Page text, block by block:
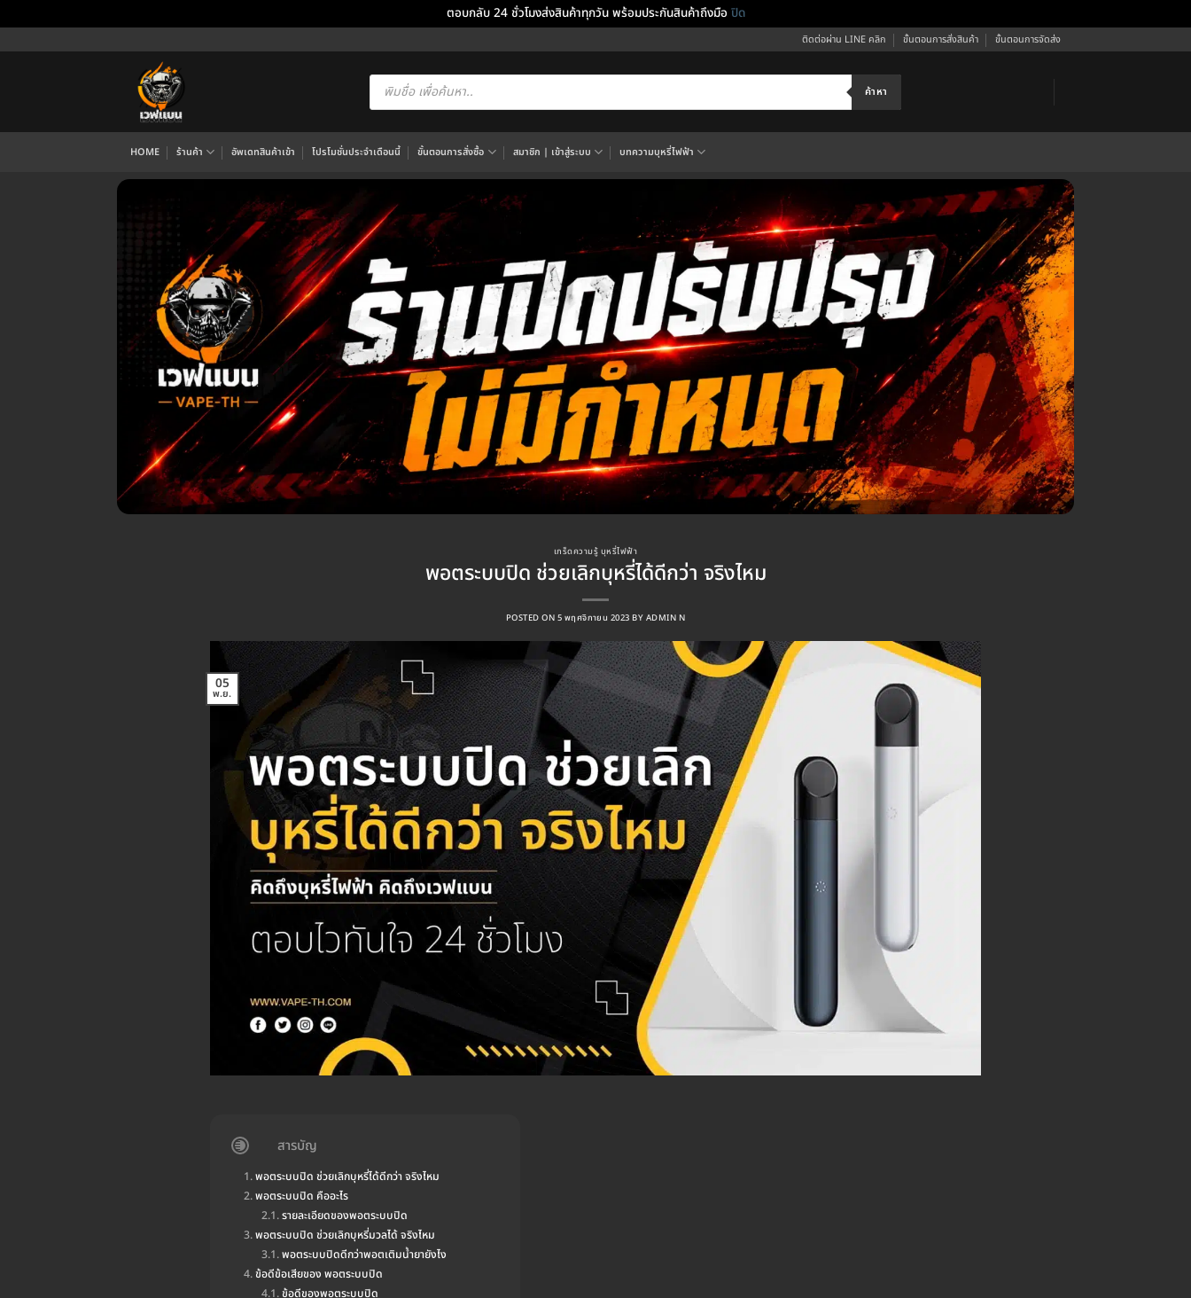
ตอบกลับ 24 ชั่วโมงส่งสินค้าทุกวัน พร้อมประกันสินค้าถึงมือ ปิด
ไป
ติดต่อผ่าน LINE คลิก ขั้นตอนการสั่งสินค้า ขั้นตอนการจัดส่ง
Products
search ค้าหา
HOME ร้านค้า อัพเดทสินค้าเข้า โปรโมชั่นประจำเดือนนี้ ขั้นตอนการสั่งซื้อ สมาชิก | เข้าสู่ระบบ บทความบุหรี่ไฟฟ้า
เกร็ดความรู้ บุหรี่ไฟฟ้า
พอตระบบปิด ช่วยเลิกบุหรี่ได้ดีกว่า จริงไหม
POSTED ON 5 พฤศจิกายน 2023 BY ADMIN N
05
พ.ย.
สารบัญ
พอตระบบปิด ช่วยเลิกบุหรี่ได้ดีกว่า จริงไหม
พอตระบบปิด คืออะไร
รายละเอียดของพอตระบบปิด
พอตระบบปิด ช่วยเลิกบุหรี่มวลได้ จริงไหม
พอตระบบปิดดีกว่าพอตเติมน้ำยายังไง
ข้อดีข้อเสียของ พอตระบบปิด
ข้อดีของพอตระบบปิด